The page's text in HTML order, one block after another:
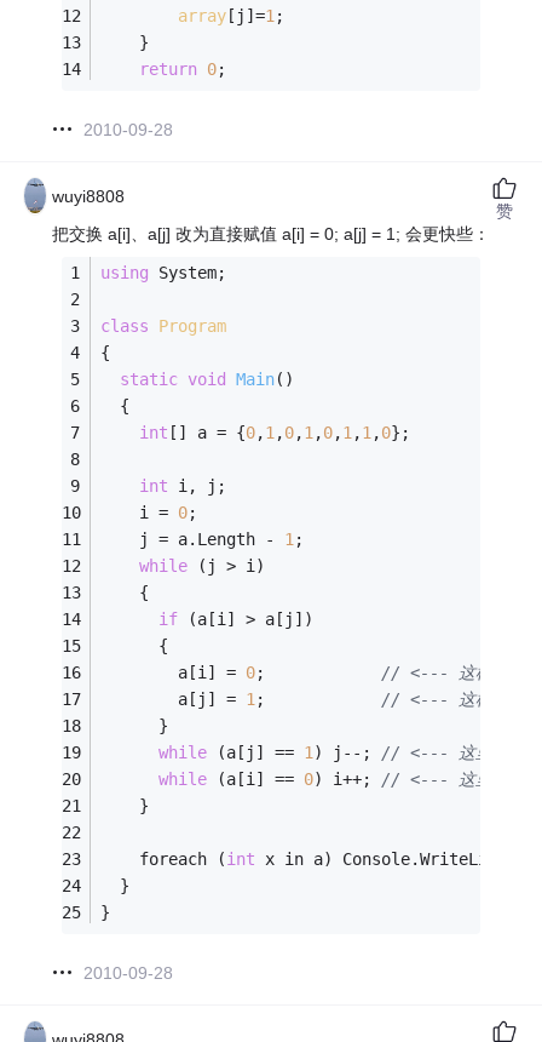
array[j]=1 ;
	}
return 0;
2010-09-28
wuyi8808
把交换 a[i]、a[j] 改为直接赋值 a[i] = 0; a[j] = 1; 会更快些：
using System;
class
Program
{
static void Main()
  {
int [] a = {0,1 ,0,1 ,0,1 ,1 ,0};
int i, j;
    i =
0;
    j = a.Length -
1 ;
while (j > i)
    {
if (a[i] > a[j])
      {
        a[i] =
0; // <--- 这样更快
        a[j] =
1 ; // <--- 这样更快
      }
while (a[j] == 1 ) j--; // <--- 这里的
while (a[i] == 0) i++; // <--- 这里的
    }
    foreach (
int x in a)
  }
}
2010-09-28
赞